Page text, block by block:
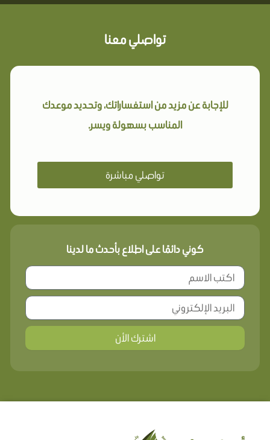
تواصلي معنا
للإجابة عن مزيد من استفساراتك، وتحديد موعدك
المناسب بسهولة ويسر.
تواصلي مباشرة
كوني دائمًا على اطلاع بأحدث ما لدينا
اشترك الأن